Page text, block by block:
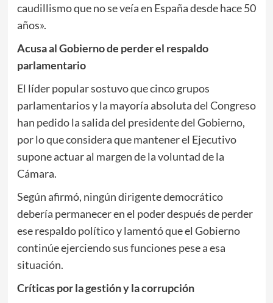
caudillismo que no se veía en España desde hace 50
años».
Acusa al Gobierno de perder el respaldo
parlamentario
El líder popular sostuvo que cinco grupos
parlamentarios y la mayoría absoluta del Congreso
han pedido la salida del presidente del Gobierno,
por lo que considera que mantener el Ejecutivo
supone actuar al margen de la voluntad de la
Cámara.
Según afirmó, ningún dirigente democrático
debería permanecer en el poder después de perder
ese respaldo político y lamentó que el Gobierno
continúe ejerciendo sus funciones pese a esa
situación.
Críticas por la gestión y la corrupción